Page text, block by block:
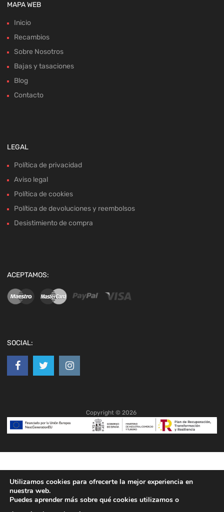
MAPA WEB
Inicio
Recambios
Sobre Nosotros
Bajas y tasaciones
Blog
Contacto
LEGAL
Política de privacidad
Aviso legal
Política de cookies
Política de devoluciones y reembolsos
Desistimiento de compra
ACEPTAMOS:
SOCIAL:
Copyright © 2026
Utilizamos cookies para ofrecerte la mejor experiencia en
nuestra web.
Puedes aprender más sobre qué cookies utilizamos o